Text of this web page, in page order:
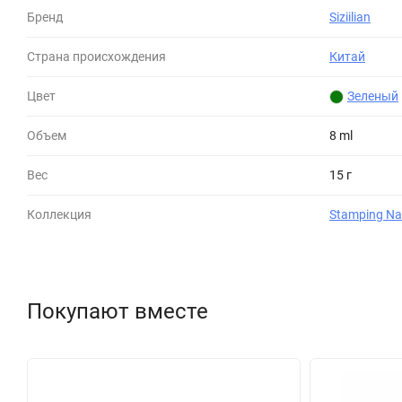
Бренд Siziilian
Страна происхождения Китай
Цвет Зеленый
Объем 8 ml
Вес 15 г
Коллекция Stamping
Покупают вместе